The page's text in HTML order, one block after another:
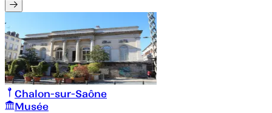
Chalon-sur-Saône
Musée